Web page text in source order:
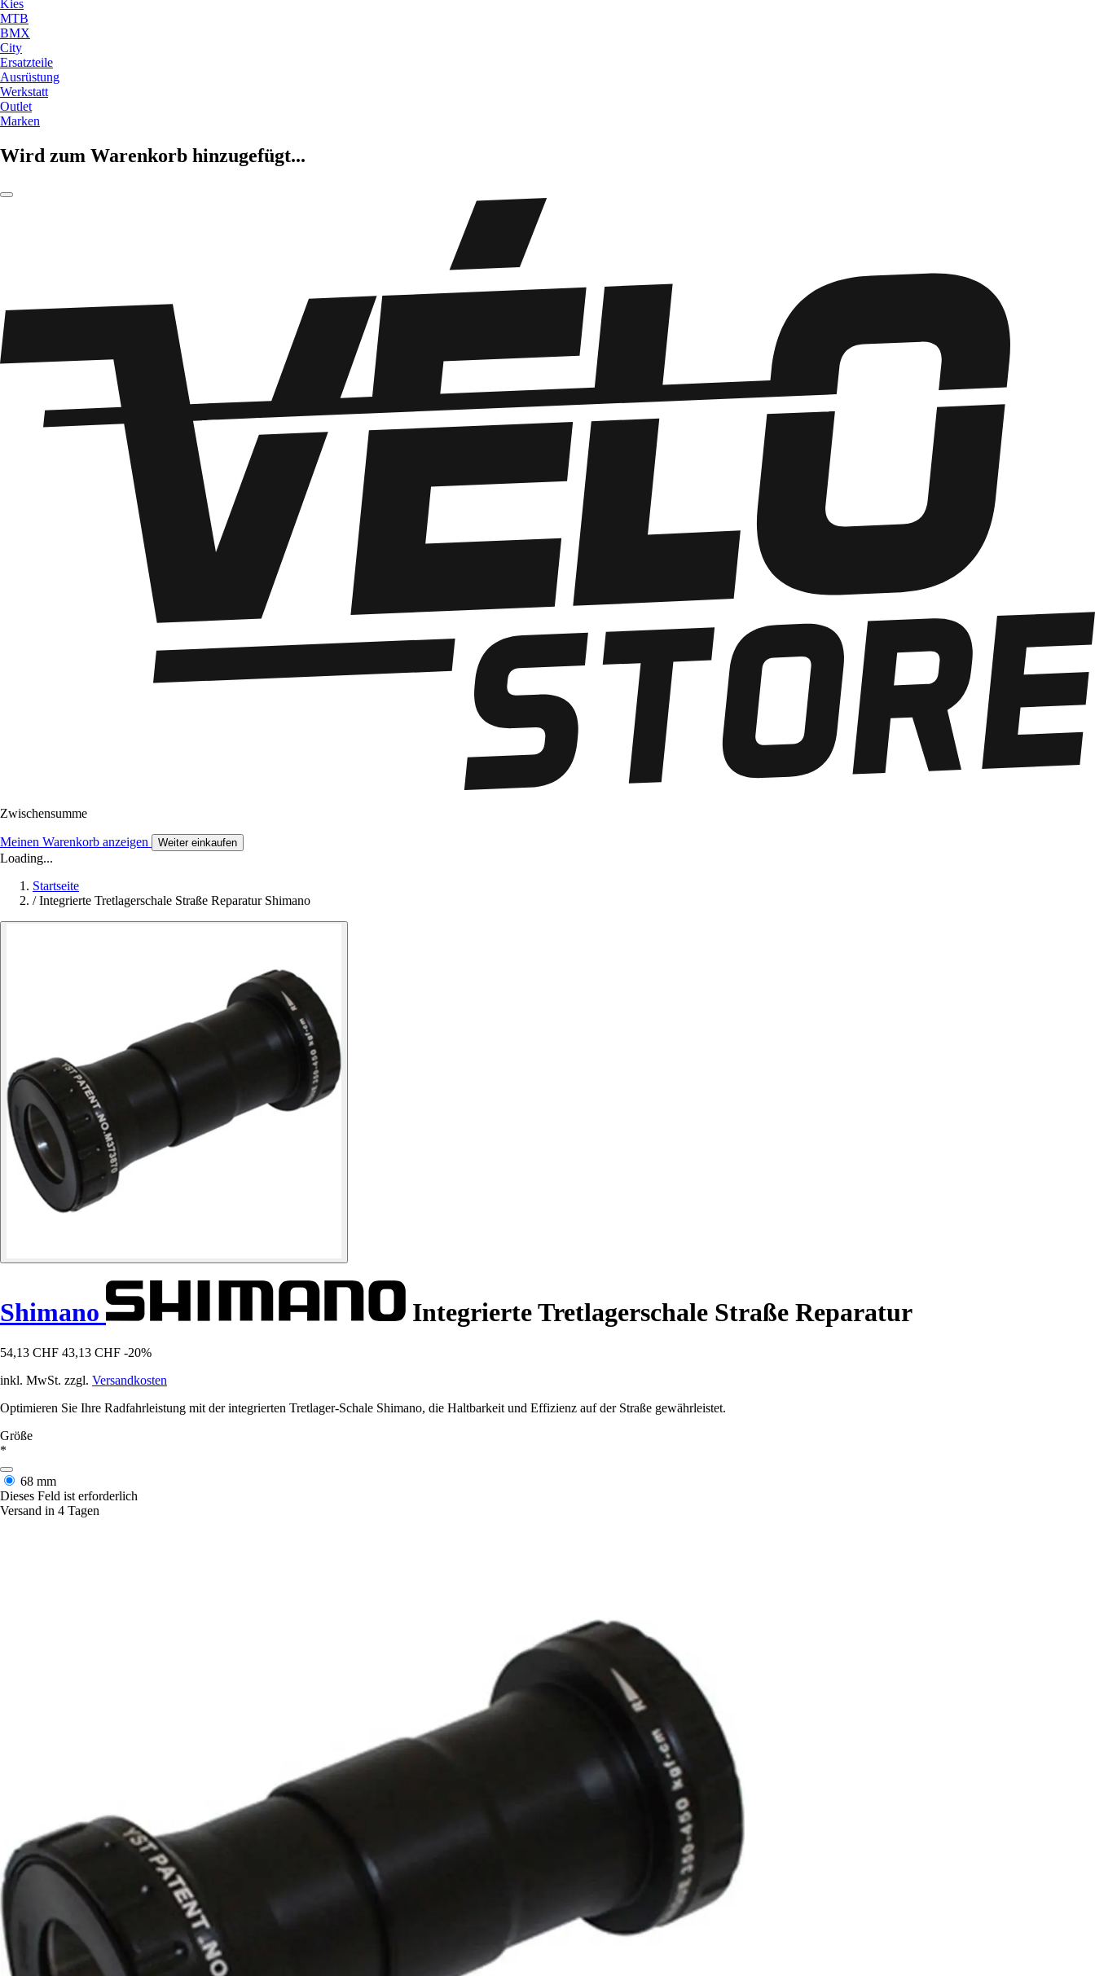
Kies
MTB
BMX
City
Ersatzteile
Ausrüstung
Werkstatt
Outlet
Marken
Wird zum Warenkorb hinzugefügt...
Zwischensumme
Meinen Warenkorb anzeigen Weiter einkaufen
Loading...
Startseite
/ Integrierte Tretlagerschale Straße Reparatur Shimano
Shimano Integrierte Tretlagerschale Straße Reparatur
54,13 CHF 43,13 CHF -20%
inkl. MwSt. zzgl. Versandkosten
Optimieren Sie Ihre Radfahrleistung mit der integrierten Tretlager-Schale Shimano, die Haltbarkeit und Effizienz auf der Straße gewährleistet.
Größe
*
68 mm
Dieses Feld ist erforderlich
Versand in 4 Tagen